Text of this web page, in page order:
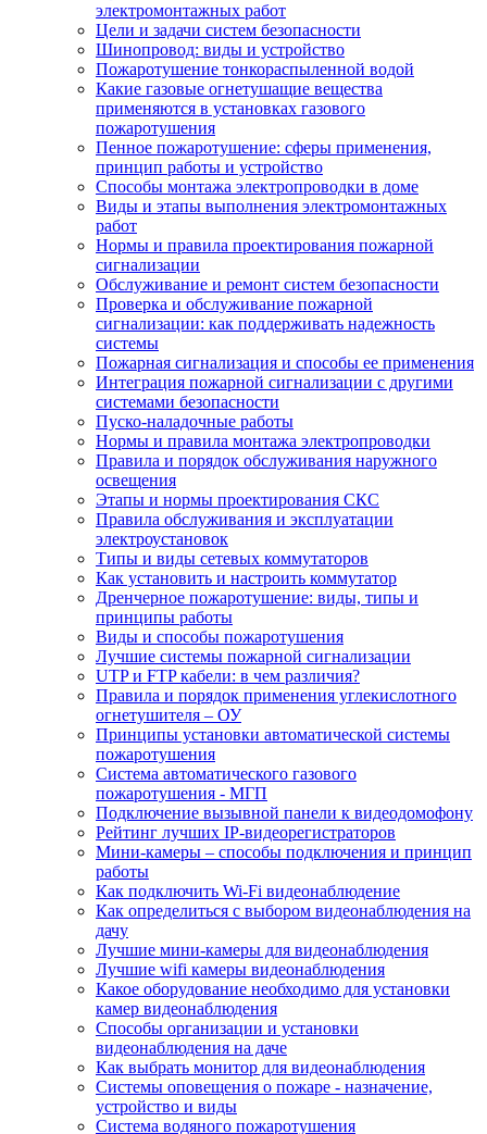
электромонтажных работ
Цели и задачи систем безопасности
Шинопровод: виды и устройство
Пожаротушение тонкораспыленной водой
Какие газовые огнетушащие вещества
применяются в установках газового
пожаротушения
Пенное пожаротушение: сферы применения,
принцип работы и устройство
Способы монтажа электропроводки в доме
Виды и этапы выполнения электромонтажных
работ
Нормы и правила проектирования пожарной
сигнализации
Обслуживание и ремонт систем безопасности
Проверка и обслуживание пожарной
сигнализации: как поддерживать надежность
системы
Пожарная сигнализация и способы ее применения
Интеграция пожарной сигнализации с другими
системами безопасности
Пуско-наладочные работы
Нормы и правила монтажа электропроводки
Правила и порядок обслуживания наружного
освещения
Этапы и нормы проектирования СКС
Правила обслуживания и эксплуатации
электроустановок
Типы и виды сетевых коммутаторов
Как установить и настроить коммутатор
Дренчерное пожаротушение: виды, типы и
принципы работы
Виды и способы пожаротушения
Лучшие системы пожарной сигнализации
UTP и FTP кабели: в чем различия?
Правила и порядок применения углекислотного
огнетушителя – ОУ
Принципы установки автоматической системы
пожаротушения
Система автоматического газового
пожаротушения - МГП
Подключение вызывной панели к видеодомофону
Рейтинг лучших IP-видеорегистраторов
Мини-камеры – способы подключения и принцип
работы
Как подключить Wi-Fi видеонаблюдение
Как определиться с выбором видеонаблюдения на
дачу
Лучшие мини-камеры для видеонаблюдения
Лучшие wifi камеры видеонаблюдения
Какое оборудование необходимо для установки
камер видеонаблюдения
Способы организации и установки
видеонаблюдения на даче
Как выбрать монитор для видеонаблюдения
Системы оповещения о пожаре - назначение,
устройство и виды
Система водяного пожаротушения